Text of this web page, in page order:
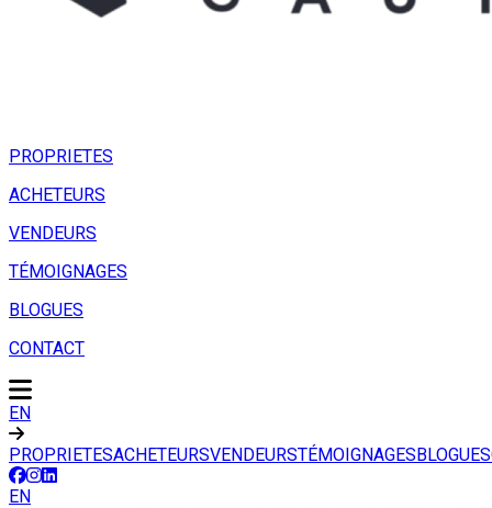
PROPRIETES
ACHETEURS
VENDEURS
TÉMOIGNAGES
BLOGUES
CONTACT
EN
PROPRIETESACHETEURSVENDEURSTÉMOIGNAGESBLOGUES
EN